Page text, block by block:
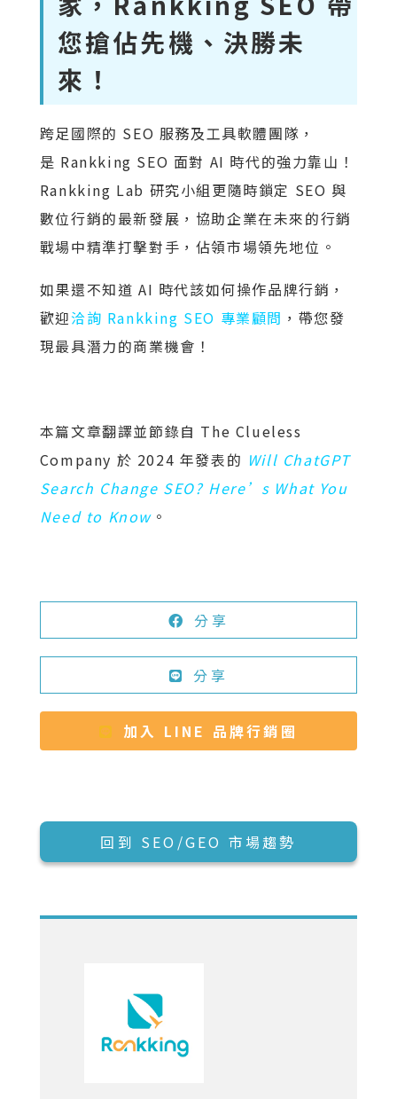
您搶佔先機、決勝未
來！
跨足國際的 SEO 服務及工具軟體團隊，
是 Rankking SEO 面對 AI 時代的強力靠山！
Rankking Lab 研究小組更隨時鎖定 SEO 與
數位行銷的最新發展，協助企業在未來的行銷
戰場中精準打擊對手，佔領市場領先地位。
如果還不知道 AI 時代該如何操作品牌行銷，
歡迎洽詢 Rankking SEO 專業顧問 ，帶您發
現最具潛力的商業機會！
本篇文章翻譯並節錄自 The Clueless
Company 於 2024 年發表的 Will ChatGPT
Search Change SEO? Here’s What You
Need to Know 。
分享
分享
加入 LINE 品牌行銷圈
回到 SEO/GEO 市場趨勢